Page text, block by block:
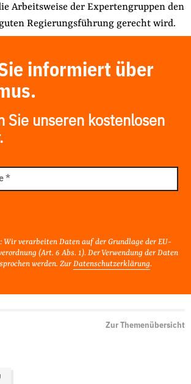
Arbeitsweise der Expertengruppen den
Regierungsführung gerecht wird.
informiert über
Sie unseren kostenlosen
*
Wir verarbeiten Daten auf der Grundlage der EU-
(Art. 6 Abs. 1). Der Verwendung der Daten
werden. Zur Datenschutzerklärung.
Zur Themenübersicht